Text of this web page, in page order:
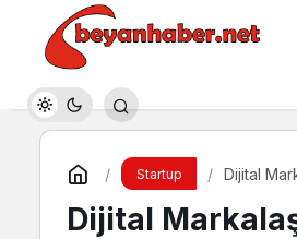
Startup Dijital
Dijital